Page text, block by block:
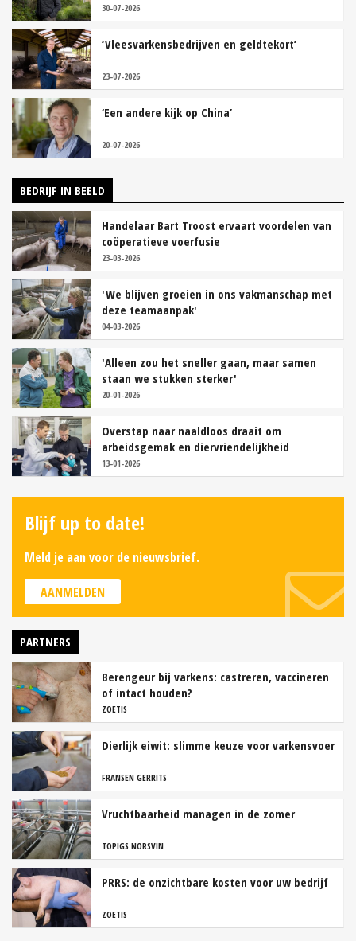
30-07-2026
‘Vleesvarkensbedrijven en geldtekort’
23-07-2026
‘Een andere kijk op China’
20-07-2026
BEDRIJF IN BEELD
Handelaar Bart Troost ervaart voordelen van
coöperatieve voerfusie
23-03-2026
'We blijven groeien in ons vakmanschap met
deze teamaanpak'
04-03-2026
'Alleen zou het sneller gaan, maar samen
staan we stukken sterker'
20-01-2026
Overstap naar naaldloos draait om
arbeidsgemak en diervriendelijkheid
13-01-2026
Blijf up to date!
Meld je aan voor de nieuwsbrief.
AANMELDEN
PARTNERS
Berengeur bij varkens: castreren, vaccineren
of intact houden?
ZOETIS
Dierlijk eiwit: slimme keuze voor varkensvoer
FRANSEN GERRITS
Vruchtbaarheid managen in de zomer
TOPIGS NORSVIN
PRRS: de onzichtbare kosten voor uw bedrijf
ZOETIS